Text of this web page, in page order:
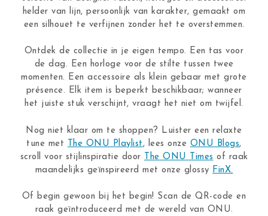
helder van lijn, persoonlijk van karakter, gemaakt om
een silhouet te verfijnen zonder het te overstemmen.
Ontdek de collectie in je eigen tempo. Een tas voor
de dag. Een horloge voor de stilte tussen twee
momenten. Een accessoire als klein gebaar met grote
présence. Elk item is beperkt beschikbaar; wanneer
het juiste stuk verschijnt, vraagt het niet om twijfel.
Nog niet klaar om te shoppen? Luister een relaxte
tune met
The ONU Playlist , lees onze ONU Blogs,
scroll voor stijlinspiratie door
The ONU Times of raak
maandelijks geïnspireerd met onze glossy FinX.
Of begin gewoon bij het begin! Scan de QR-code en
raak geïntroduceerd met de wereld van ONU.